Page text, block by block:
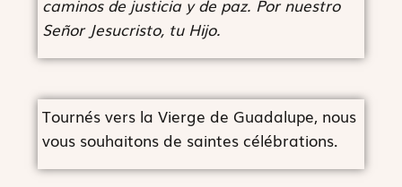
caminos de justicia y de paz. Por nuestro
Señor Jesucristo, tu Hijo.
Tournés vers la Vierge de Guadalupe, nous
vous souhaitons de saintes célébrations.